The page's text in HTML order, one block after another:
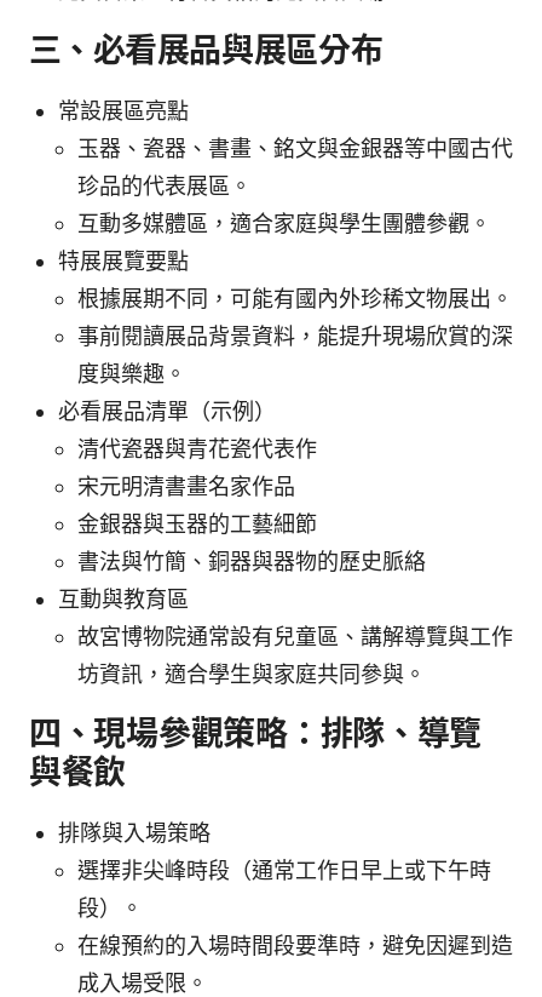
三、必看展品與展區分布
常設展區亮點
玉器、瓷器、書畫、銘文與金銀器等中國古代
珍品的代表展區。
互動多媒體區，適合家庭與學生團體參觀。
特展展覽要點
根據展期不同，可能有國內外珍稀文物展出。
事前閱讀展品背景資料，能提升現場欣賞的深
度與樂趣。
必看展品清單（示例）
清代瓷器與青花瓷代表作
宋元明清書畫名家作品
金銀器與玉器的工藝細節
書法與竹簡、銅器與器物的歷史脈絡
互動與教育區
故宮博物院通常設有兒童區、講解導覽與工作
坊資訊，適合學生與家庭共同參與。
四、現場參觀策略：排隊、導覽
與餐飲
排隊與入場策略
選擇非尖峰時段（通常工作日早上或下午時
段）。
在線預約的入場時間段要準時，避免因遲到造
成入場受限。